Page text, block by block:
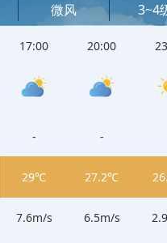
微风
3~4
17:00
-
29℃
7.6m/s
20:00
-
27.2℃
6.5m/s